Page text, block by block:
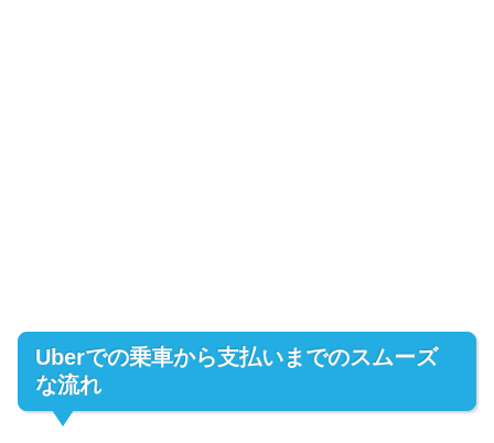
Uberでの乗車から支払いまでのスムーズ
な流れ